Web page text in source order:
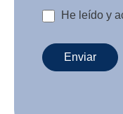
He leído y
Enviar